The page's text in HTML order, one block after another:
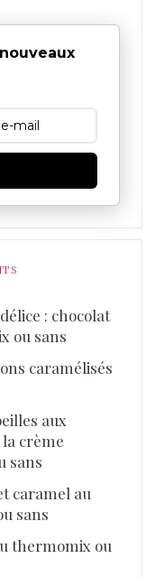
: chocolat
ou sans
caramélisés
aux
crème
sans
caramel au
sans
thermomix ou